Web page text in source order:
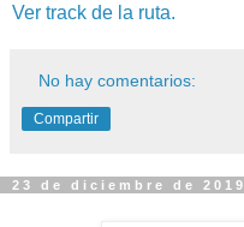
Ver track de la ruta.
No hay comentarios:
Compartir
23 de diciembre de 2019